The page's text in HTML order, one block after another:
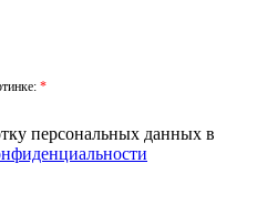
*
персональных данных в